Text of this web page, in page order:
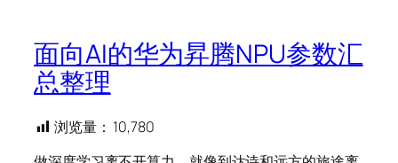
面向AI的华为昇腾NPU参数汇
总整理
浏览量： 10,780